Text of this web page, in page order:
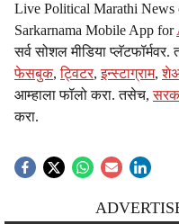
Live Political Marathi
Sarkarnama Mobile App for
सर्व सोशल मीडिया प्लॅटफॉर्मवर.
फेसबुक,ट्विटर,इन्स्टाग्राम,
आम्हाला फॉलो करा. तसेच,
करा.